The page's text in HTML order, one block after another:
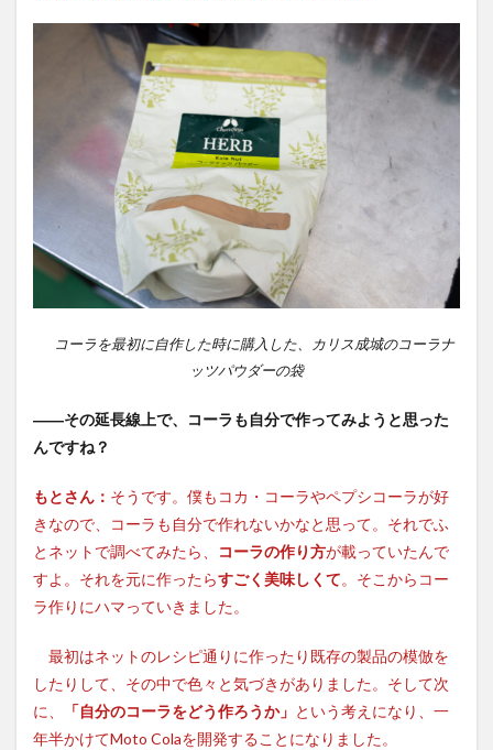
コーラを最初に自作した時に購入した、カリス成城のコーラナ
ッツパウダーの袋
――その延長線上で、コーラも自分で作ってみようと思った
んですね？
もとさん： そうです。僕もコカ・コーラやペプシコーラが好
きなので、コーラも自分で作れないかなと思って。それでふ
とネットで調べてみたら、
コーラの作り方が載っていたんで
すよ。それを元に作ったらすごく美味しくて。そこからコー
ラ作りにハマっていきました。
最初はネットのレシピ通りに作ったり既存の製品の模倣を
したりして、その中で色々と気づきがありました。そして次
に、
「自分のコーラをどう作ろうか」 という考えになり、一
年半かけてMoto Colaを開発することになりました。